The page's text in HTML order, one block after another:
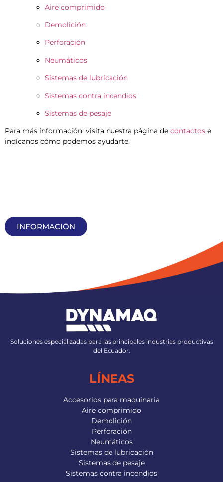
Aire comprimido
Demolición
Perforación
Neumáticos
Sistemas de lubricación
Sistemas contra incendios
Sistemas de pesaje
Para más información, visita nuestra página de contactos e
indícanos cómo podemos ayudarte.
INFORMACIÓN
Soluciones especializadas para las principales industrias productivas
del Ecuador.
LÍNEAS
Accesorios para maquinaria
Aire comprimido
Demolición
Perforación
Neumáticos
Sistemas de lubricación
Sistemas de pesaje
Sistemas contra incendios